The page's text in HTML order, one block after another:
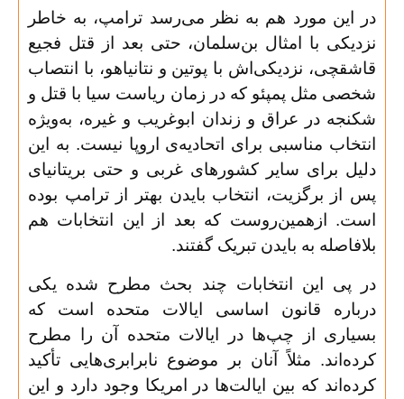
در این مورد هم به نظر می‌رسد ترامپ، به خاطر
نزدیکی با امثال بن‌سلمان، حتی بعد از قتل فجیع
قاشقچی، نزدیکی‌اش با پوتین و نتانیاهو، با انتصاب
شخصی مثل پمپئو که در زمان ریاست سیا با قتل و
شکنجه در عراق و زندان ابوغریب و غیره، به‌ویژه
انتخاب مناسبی برای اتحادیه‌ی اروپا نیست. به این
دلیل برای سایر کشورهای غربی و حتی بریتانیای
پس از برگزیت، انتخاب بایدن بهتر از ترامپ بوده
است. ازهمین‌روست که بعد از این انتخابات هم
بلافاصله به بایدن تبریک گفتند.
در پی این انتخابات چند بحث مطرح شده یکی
درباره قانون اساسی ایالات متحده است که
بسیاری از چپ‌ها در ایالات متحده آن را مطرح
کرده‌اند. مثلاً آنان بر موضوع نابرابری‌هایی تأکید
کرده‌اند که بین ایالت‌ها در امریکا وجود دارد و این